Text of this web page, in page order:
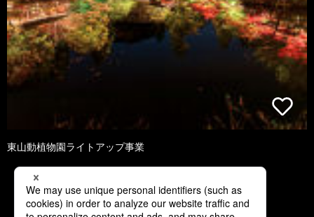
東山動植物園ライトアップ事業
1 2 3 4 5